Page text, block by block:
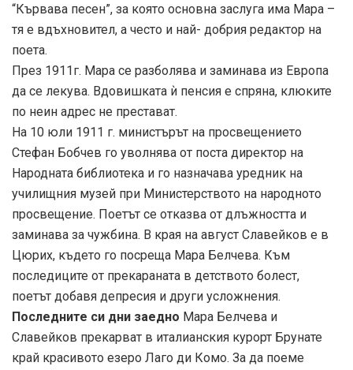
“Кървава песен”, за която основна заслуга има Мара –
тя е вдъхновител, а често и най- добрия редактор на
поета.
През 1911г. Мара се разболява и заминава из Европа
да се лекува. Вдовишката ѝ пенсия е спряна, клюките
по неин адрес не престават.
На 10 юли 1911 г. министърът на просвещението
Стефан Бобчев го уволнява от поста директор на
Народната библиотека и го назначава уредник на
училищния музей при Министерството на народното
просвещение. Поетът се отказва от длъжността и
заминава за чужбина. В края на август Славейков е в
Цюрих, където го посреща Мара Белчева. Към
последиците от прекараната в детството болест,
поетът добавя депресия и други усложнения.
Последните си дни заедно Мара Белчева и
Славейков прекарват в италианския курорт Брунате
край красивото езеро Лаго ди Комо. За да поеме